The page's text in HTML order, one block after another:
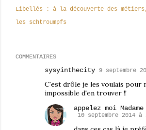
Libellés :
à la découverte des métiers
les schtroumpfs
COMMENTAIRES
sysyinthecity 9 septembre
C'est drôle je les voulais pour
impossible d'en trouver !!
appelez moi Madame
10 septembre 2014 à